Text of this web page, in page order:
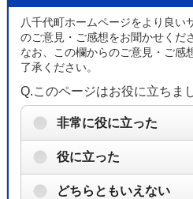
八千代町ホームページをより良い
のご意見・ご感想をお聞かせくだ
なお、この欄からのご意見・ご感
了承ください。
Q.このページはお役に立ちま
非常に役に立った
役に立った
どちらともいえない